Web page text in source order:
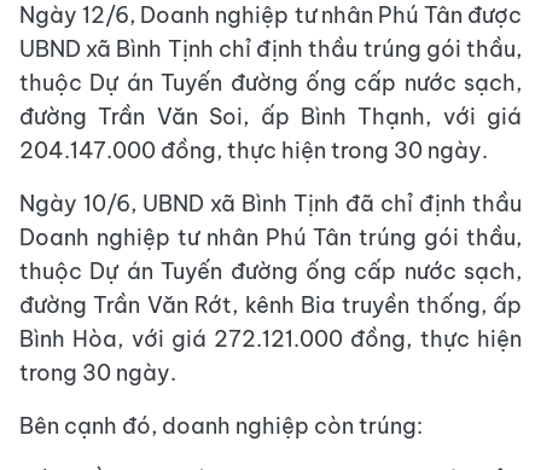
Ngày 12/6, Doanh nghiệp tư nhân Phú Tân được
UBND xã Bình Tịnh chỉ định thầu trúng gói thầu,
thuộc Dự án Tuyến đường ống cấp nước sạch,
đường Trần Văn Soi, ấp Bình Thạnh, với giá
204.147.000 đồng, thực hiện trong 30 ngày.
Ngày 10/6, UBND xã Bình Tịnh đã chỉ định thầu
Doanh nghiệp tư nhân Phú Tân trúng gói thầu,
thuộc Dự án Tuyến đường ống cấp nước sạch,
đường Trần Văn Rớt, kênh Bia truyền thống, ấp
Bình Hòa, với giá 272.121.000 đồng, thực hiện
trong 30 ngày.
Bên cạnh đó, doanh nghiệp còn trúng: